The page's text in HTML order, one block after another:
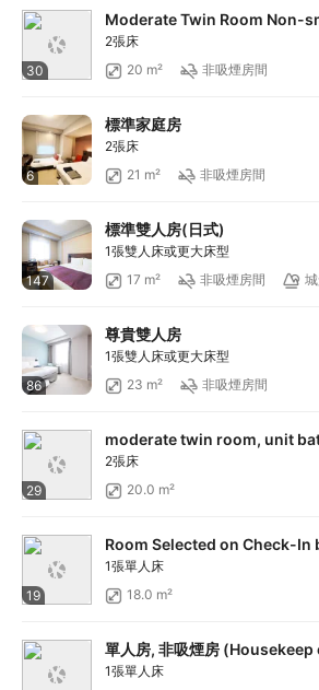
30
Moderate Twin Room Non-
2張床
20 m²
非吸煙房間
6
標準家庭房
2張床
21 m²
非吸煙房間
147
標準雙人房(日式)
1張雙人床或更大床型
17 m²
非吸煙房間
86
尊貴雙人房
1張雙人床或更大床型
23 m²
非吸煙房間
29
2張床
20.0 m²
19
1張單人床
18.0 m²
1張單人床